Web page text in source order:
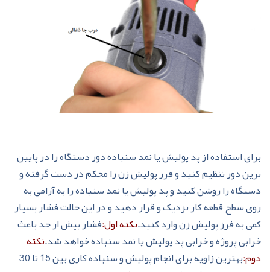
برای استفاده از پد پولیش یا نمد سنباده دور دستگاه را در پایین
ترین دور تنظیم کنید و فرز پولیش زن را محکم در دست گرفته و
دستگاه را روشن کنید و پد پولیش یا نمد سنباده را به آرامی به
روی سطح قطعه کار نزدیک و قرار دهید و در این حالت فشار بسیار
کمی به فرز پولیش زن وارد کنید.نکته اول:فشار بیش از حد باعث
خرابی پروژه و خرابی پد پولیش یا نمد سنباده خواهد شد.نکته
دوم:
بهترین زاویه برای انجام پولیش و سنباده کاری بین 15 تا 30